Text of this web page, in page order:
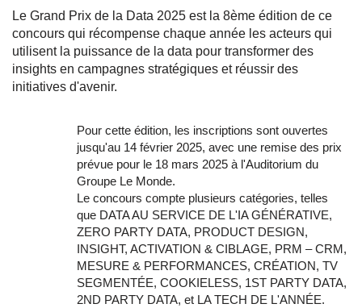
Le Grand Prix de la Data 2025 est la 8ème édition de ce
concours qui récompense chaque année les acteurs qui
utilisent la puissance de la data pour transformer des
insights en campagnes stratégiques et réussir des
initiatives d'avenir.
Pour cette édition, les inscriptions sont ouvertes
jusqu'au 14 février 2025, avec une remise des prix
prévue pour le 18 mars 2025 à l'Auditorium du
Groupe Le Monde.
Le concours compte plusieurs catégories, telles
que DATA AU SERVICE DE L'IA GÉNÉRATIVE,
ZERO PARTY DATA, PRODUCT DESIGN,
INSIGHT, ACTIVATION & CIBLAGE, PRM – CRM,
MESURE & PERFORMANCES, CRÉATION, TV
SEGMENTÉE, COOKIELESS, 1ST PARTY DATA,
2ND PARTY DATA, et LA TECH DE L'ANNÉE.